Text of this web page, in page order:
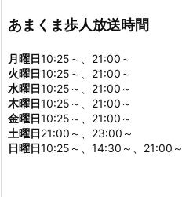
あまくま歩人放送時間
月曜日10:25～、21:00～
火曜日10:25～、21:00～
水曜日10:25～、21:00～
木曜日10:25～、21:00～
金曜日10:25～、21:00～
土曜日21:00～、23:00～
日曜日10:25～、14:30～、21:00～